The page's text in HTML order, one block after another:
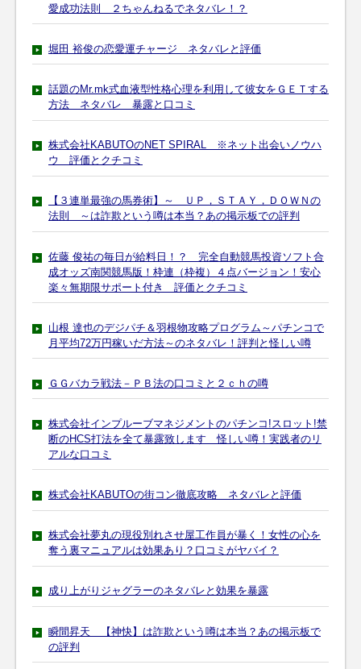
愛成功法則 ２ちゃんねるでネタバレ！？
堀田 裕俊の恋愛運チャージ ネタバレと評価
話題のMr.mk式血液型性格心理を利用して彼女をＧＥＴする
方法 ネタバレ 暴露と口コミ
株式会社KABUTOのNET SPIRAL ※ネット出会いノウハ
ウ 評価とクチコミ
【３連単最強の馬券術】～ ＵＰ，ＳＴＡＹ，ＤＯＷＮの
法則 ～は詐欺という噂は本当？あの掲示板での評判
佐藤 俊祐の毎日が給料日！？ 完全自動競馬投資ソフト合
成オッズ南関競馬版！枠連（枠複）４点バージョン！安心
楽々無期限サポート付き 評価とクチコミ
山根 達也のデジパチ＆羽根物攻略プログラム～パチンコで
月平均72万円稼いだ方法～のネタバレ！評判と怪しい噂
ＧＧバカラ戦法－ＰＢ法の口コミと２ｃｈの噂
株式会社インプルーブマネジメントのパチンコ!スロット!禁
断のHCS打法を全て暴露致します 怪しい噂！実践者のリ
アルな口コミ
株式会社KABUTOの街コン徹底攻略 ネタバレと評価
株式会社夢丸の現役別れさせ屋工作員が暴く！女性の心を
奪う裏マニュアルは効果あり？口コミがヤバイ？
成り上がりジャグラーのネタバレと効果を暴露
瞬間昇天 【神快】は詐欺という噂は本当？あの掲示板で
の評判